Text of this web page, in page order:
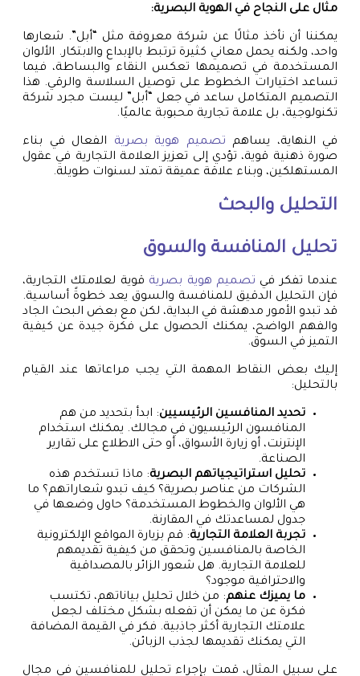
مثال على النجاح في الهوية البصرية:
يمكننا أن نأخذ مثالًا عن شركة معروفة مثل “أبل”. شعارها
واحد، ولكنه يحمل معاني كثيرة ترتبط بالإبداع والابتكار. الألوان
المستخدمة في تصميمها تعكس النقاء والبساطة، فيما
تساعد اختيارات الخطوط على توصيل السلاسة والرقي. هذا
التصميم المتكامل ساعد في جعل “أبل” ليست مجرد شركة
تكنولوجية، بل علامة تجارية محبوبة عالميًا.
في النهاية، يساهم تصميم هوية بصرية الفعال في بناء
صورة ذهنية قوية، تؤدي إلى تعزيز العلامة التجارية في عقول
المستهلكين، وبناء علاقة عميقة تمتد لسنوات طويلة.
التحليل والبحث
تحليل المنافسة والسوق
عندما تفكر في تصميم هوية بصرية قوية لعلامتك التجارية،
فإن التحليل الدقيق للمنافسة والسوق يعد خطوةً أساسية.
قد تبدو الأمور مدهشة في البداية، لكن مع بعض البحث الجاد
والفهم الواضح، يمكنك الحصول على فكرة جيدة عن كيفية
التميز في السوق.
إليك بعض النقاط المهمة التي يجب مراعاتها عند القيام
بالتحليل:
تحديد المنافسين الرئيسيين: ابدأ بتحديد من هم
المنافسون الرئيسيون في مجالك. يمكنك استخدام
الإنترنت، أو زيارة الأسواق، أو حتى الاطلاع على تقارير
الصناعة.
تحليل استراتيجياتهم البصرية: ماذا تستخدم هذه
الشركات من عناصر بصرية؟ كيف تبدو شعاراتهم؟ ما
هي الألوان والخطوط المستخدمة؟ حاول وضعها في
جدول لمساعدتك في المقارنة.
تجربة العلامة التجارية: قم بزيارة المواقع الإلكترونية
الخاصة بالمنافسين وتحقق من كيفية تقديمهم
للعلامة التجارية. هل شعور الزائر بالمصداقية
والاحترافية موجود؟
ما يميزك عنهم: من خلال تحليل بياناتهم، تكتسب
فكرة عن ما يمكن أن تفعله بشكل مختلف لجعل
علامتك التجارية أكثر جاذبية. فكر في القيمة المضافة
التي يمكنك تقديمها لجذب الزبائن.
على سبيل المثال، قمت بإجراء تحليل للمنافسين في مجال